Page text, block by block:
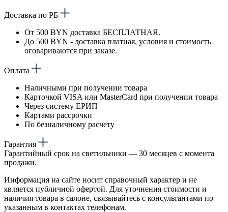
Доставка по РБ
От 500 BYN доставка БЕСПЛАТНАЯ.
До 500 BYN - доставка платная, условия и стоимость
оговариваются при заказе.
Оплата
Наличными при получении товара
Карточкой VISA или MasterCard при получении товара
Через систему ЕРИП
Картами рассрочки
По безналичному расчету
Гарантия
Гарантийный срок на светильники — 30 месяцев с момента
продажи.
Информация на сайте носит справочный характер и не
является публичной офертой. Для уточнения стоимости и
наличия товара в салоне, связывайтесь с консультантами по
указанным в контактах телефонам.